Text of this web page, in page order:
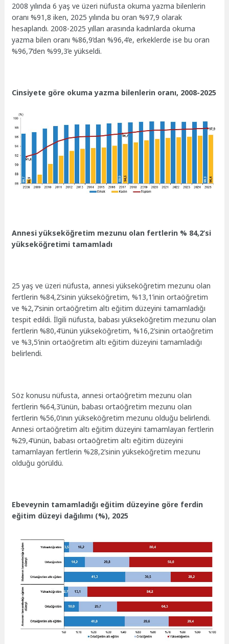
2008 yılında 6 yaş ve üzeri nüfusta okuma yazma bilenlerin
oranı %91,8 iken, 2025 yılında bu oran %97,9 olarak
hesaplandı. 2008-2025 yılları arasında kadınlarda okuma
yazma bilen oranı %86,9’dan %96,4’e, erkeklerde ise bu oran
%96,7’den %99,3’e yükseldi.
Cinsiyete göre okuma yazma bilenlerin oranı, 2008-2025
Annesi yükseköğretim mezunu olan fertlerin % 84,2’si
yükseköğretimi tamamladı
25 yaş ve üzeri nüfusta, annesi yükseköğretim mezunu olan
fertlerin %84,2’sinin yükseköğretim, %13,1’inin ortaöğretim
ve %2,7’sinin ortaöğretim altı eğitim düzeyini tamamladığı
tespit edildi. İlgili nüfusta, babası yükseköğretim mezunu olan
fertlerin %80,4’ünün yükseköğretim, %16,2’sinin ortaöğretim
ve %3,5’inin ortaöğretim altı eğitim düzeyini tamamladığı
belirlendi.
Söz konusu nüfusta, annesi ortaöğretim mezunu olan
fertlerin %64,3’ünün, babası ortaöğretim mezunu olan
fertlerin %56,0’ının yükseköğretim mezunu olduğu belirlendi.
Annesi ortaöğretim altı eğitim düzeyini tamamlayan fertlerin
%29,4’ünün, babası ortaöğretim altı eğitim düzeyini
tamamlayan fertlerin %28,2’sinin yükseköğretim mezunu
olduğu görüldü.
Ebeveynin tamamladığı eğitim düzeyine göre ferdin
eğitim düzeyi dağılımı (%), 2025